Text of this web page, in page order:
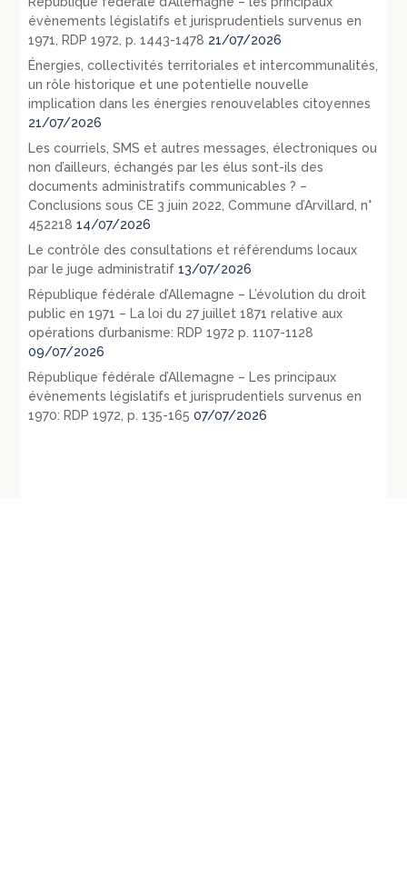
évènements législatifs et jurisprudentiels survenus en
1971, RDP 1972, p. 1443-1478 21/07/2026
Énergies, collectivités territoriales et intercommunalités,
un rôle historique et une potentielle nouvelle
implication dans les énergies renouvelables citoyennes
21/07/2026
Les courriels, SMS et autres messages, électroniques ou
non d’ailleurs, échangés par les élus sont-ils des
documents administratifs communicables ? –
Conclusions sous CE 3 juin 2022, Commune d’Arvillard, n°
452218 14/07/2026
Le contrôle des consultations et référendums locaux
par le juge administratif 13/07/2026
République fédérale d’Allemagne – L’évolution du droit
public en 1971 – La loi du 27 juillet 1871 relative aux
opérations d’urbanisme: RDP 1972 p. 1107-1128
09/07/2026
République fédérale d’Allemagne – Les principaux
évènements législatifs et jurisprudentiels survenus en
1970: RDP 1972, p. 135-165 07/07/2026